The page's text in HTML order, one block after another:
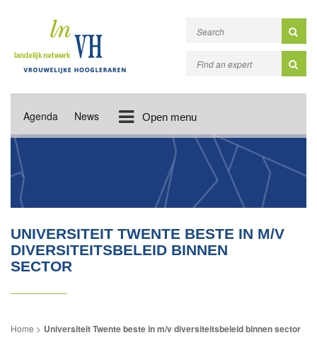
Agenda News Open menu
UNIVERSITEIT TWENTE BESTE IN M/V
DIVERSITEITSBELEID BINNEN
SECTOR
Universiteit Twente beste in m/v diversiteitsbeleid binnen sector